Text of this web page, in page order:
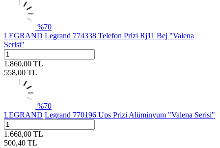
%70
LEGRAND Legrand 774338 Telefon Prizi Rj11 Bej "Valena
Serisi"
1.860,00 TL
558,00 TL
%70
LEGRAND Legrand 770196 Ups Prizi Alüminyum "Valena Serisi"
1.668,00 TL
500,40 TL